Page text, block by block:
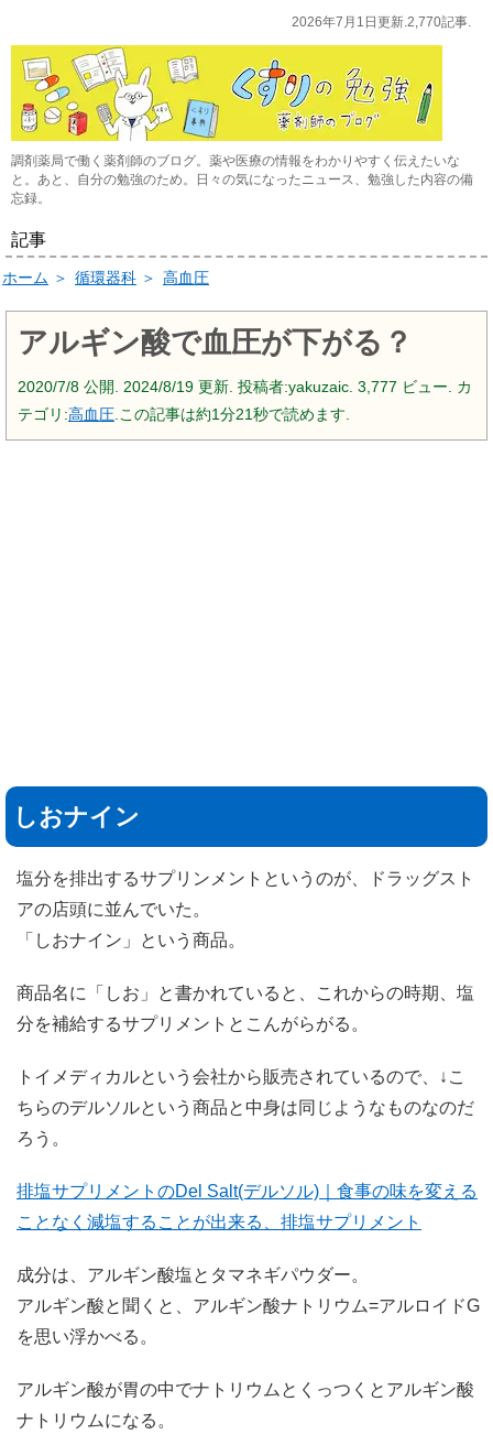
2026年7月1日更新.2,770記事.
調剤薬局で働く薬剤師のブログ。薬や医療の情報をわかりやすく伝えたいな
と。あと、自分の勉強のため。日々の気になったニュース、勉強した内容の備
忘録。
記事
ホーム ＞ 循環器科 ＞ 高血圧
アルギン酸で血圧が下がる？
2020/7/8 公開. 2024/8/19 更新. 投稿者:yakuzaic. 3,777 ビュー. カ
テゴリ:高血圧 .この記事は約1分21秒で読めます.
しおナイン
塩分を排出するサプリンメントというのが、ドラッグスト
アの店頭に並んでいた。
「しおナイン」という商品。
商品名に「しお」と書かれていると、これからの時期、塩
分を補給するサプリメントとこんがらがる。
トイメディカルという会社から販売されているので、↓こ
ちらのデルソルという商品と中身は同じようなものなのだ
ろう。
排塩サプリメントのDel Salt(デルソル)｜食事の味を変える
ことなく減塩することが出来る、排塩サプリメント
成分は、アルギン酸塩とタマネギパウダー。
アルギン酸と聞くと、アルギン酸ナトリウム=アルロイドG
を思い浮かべる。
アルギン酸が胃の中でナトリウムとくっつくとアルギン酸
ナトリウムになる。